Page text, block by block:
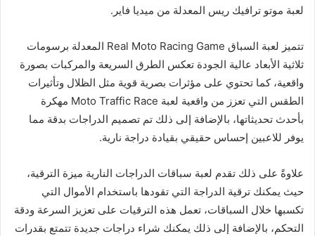
لعبة موتو ترافيك ريس المعدلة من ميديا فاير.
تتميز لعبة السباق Real Moto Racing Game المعدلة برسومات
ثلاثية الأبعاد عالية الجودة تعكس الطرق السريعة والمركبات بصورة
واقعية، كما تحتوي على مؤثرات بصرية قوية مثل الظلال وتأثيرات
الطقس التي تعزز من واقعية لعبة Moto Traffic Race مهكرة
بأحدث تحديثاتها، بالإضافة إلى ذلك تم تصميم الدراجات بدقة مما
يوفر للاعبين إحساس حقيقي بقيادة دراجة نارية.
علاوةً على ذلك تقدم لعبة سباقات الدراجات النارية ميزة الترقية،
حيث يمكنك ترقية الدراجة التي تقودها باستخدام الأموال التي
تكسبها خلال السباقات، تعمل هذه الترقيات على تعزيز السرعة ودقة
التحكم، بالإضافة إلى ذلك يمكنك شراء دراجات جديدة تتمتع بقدرات